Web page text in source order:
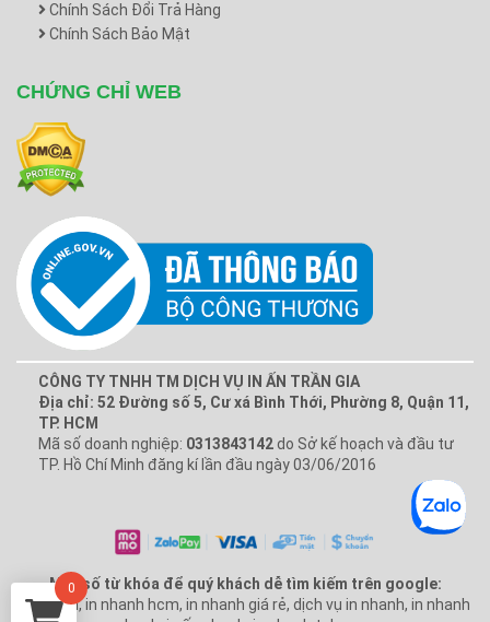
Chính Sách Đổi Trả Hàng
Chính Sách Bảo Mật
CHỨNG CHỈ WEB
CÔNG TY TNHH TM DỊCH VỤ IN ẤN TRẦN GIA
Địa chỉ: 52 Đường số 5, Cư xá Bình Thới, Phường 8, Quận 11,
TP. HCM
Mã số doanh nghiệp: 0313843142 do Sở kế hoạch và đầu tư
TP. Hồ Chí Minh đăng kí lần đầu ngày 03/06/2016
Một số từ khóa để quý khách dễ tìm kiếm trên google:
In nhanh, in nhanh hcm, in nhanh giá rẻ, dịch vụ in nhanh, in nhanh
0